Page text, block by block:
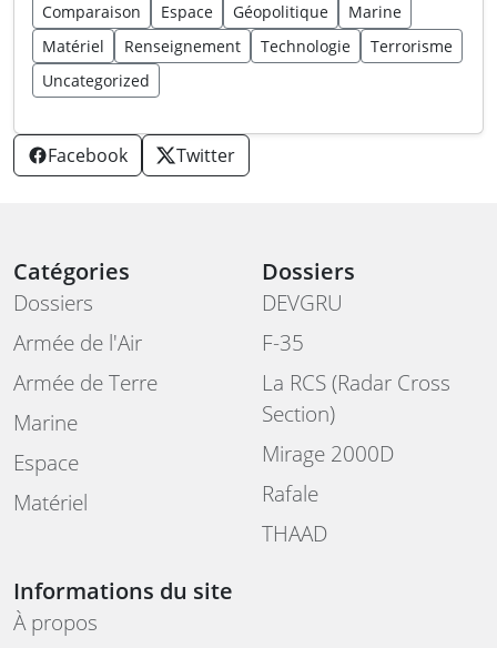
Comparaison
Espace Géopolitique
Marine
Matériel
Renseignement Technologie
Terrorisme
Uncategorized
Facebook Twitter
Catégories
Dossiers
Armée de l'Air
Armée de Terre
Marine
Espace
Matériel
Dossiers
DEVGRU
F-35
La RCS (Radar Cross
Section)
Mirage 2000D
Rafale
THAAD
Informations du site
À propos